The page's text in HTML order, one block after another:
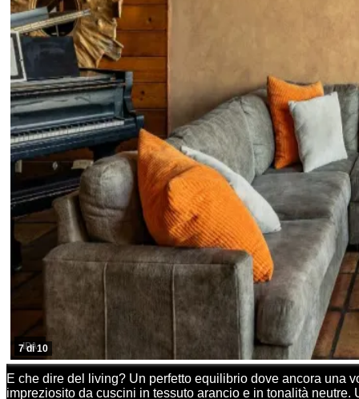
IPA
7 di 10
E che dire del living? Un perfetto equilibrio dove ancora una
impreziosito da cuscini in tessuto arancio e in tonalità